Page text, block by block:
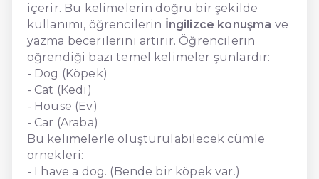
içerir. Bu kelimelerin doğru bir şekilde
kullanımı, öğrencilerin İngilizce konuşma ve
yazma becerilerini artırır. Öğrencilerin
öğrendiği bazı temel kelimeler şunlardır:
- Dog (Köpek)
- Cat (Kedi)
- House (Ev)
- Car (Araba)
Bu kelimelerle oluşturulabilecek cümle
örnekleri:
- I have a dog. (Bende bir köpek var.)